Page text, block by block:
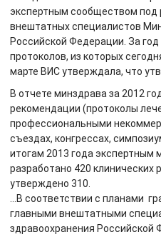
экспертным сообществом под
внештатных специалистов
Российской Федерации. За
протоколов, из которых
марте ВИС утверждала, что
В отчете минздрава за 2012
рекомендации (протоколы
профессиональными
съездах, конгрессах,
итогам 2013 года
разработано 420 клинических
утверждено 310.
…В соответствии с планами
главными внештатными
здравоохранения Российской